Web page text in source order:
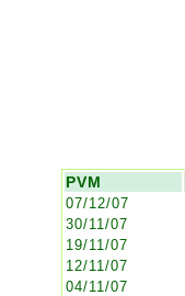
PVM
07/12/07
30/11/07
19/11/07
12/11/07
04/11/07